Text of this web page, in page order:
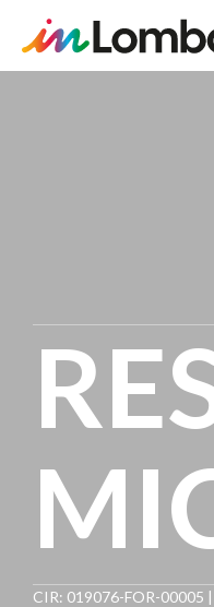
CIR: 019076-FOR-